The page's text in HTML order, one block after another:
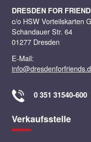
DRESDEN FOR
c/o HSW Vorteilskarten
Schandauer Str. 64
01277 Dresden
E-Mail:
0 351 31540-600
Verkaufsstelle